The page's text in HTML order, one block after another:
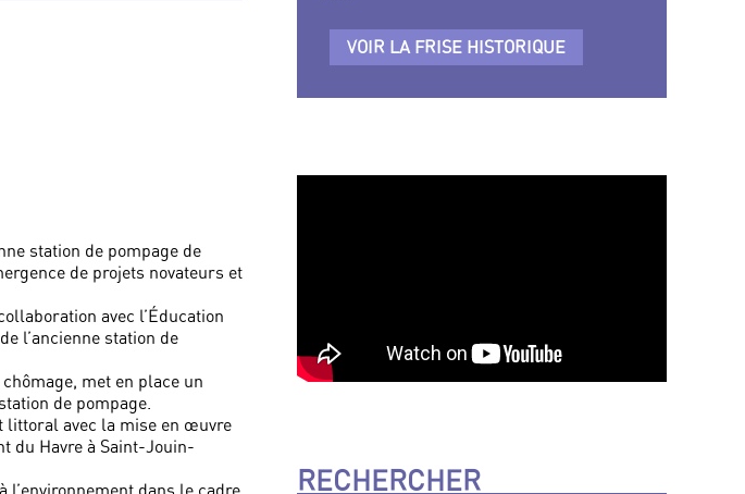
station de pompage de
de projets novateurs et
avec l’Éducation
l’ancienne station de
met en place un
de pompage.
littoral avec la mise en œuvre
du Havre à Saint-Jouin-
l’environnement dans le cadre
VOIR LA FRISE HISTORIQUE
RECHERCHER